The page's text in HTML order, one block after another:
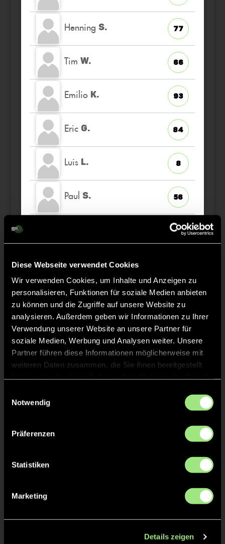
Diese Webseite verwendet Cookies
Wir verwenden Cookies, um Inhalte und Anzeigen zu
personalisieren, Funktionen für soziale Medien anbieten
zu können und die Zugriffe auf unsere Website zu
analysieren. Außerdem geben wir Informationen zu Ihrer
Verwendung unserer Website an unsere Partner für
soziale Medien, Werbung und Analysen weiter. Unsere
Partner führen diese Informationen möglicherweise mit
weiteren Daten zusammen, die Sie ihnen bereitgestellt
Notwendig
Präferenzen
Statistiken
Marketing
Details zeigen
Henning S. 77
Tim W. 66
Emilio K. 93
Eric G. 84
Luis L. 8
Paul S. 56
1
Carl Jesko L.
Staff
Maximilian STRAUSS